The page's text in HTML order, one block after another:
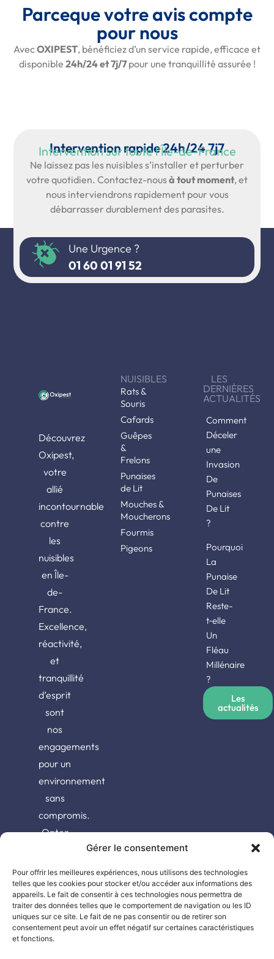
Gérer le consentement
Pour offrir les meilleures expériences, nous utilisons des technologies
telles que les cookies pour stocker et/ou accéder aux informations des
appareils. Le fait de consentir à ces technologies nous permettra de
traiter des données telles que le comportement de navigation ou les ID
uniques sur ce site. Le fait de ne pas consentir ou de retirer son
consentement peut avoir un effet négatif sur certaines caractéristiques
et fonctions.
Parceque votre avis compte
pour nous
AvecOXIPEST, bénéficiez d’un service rapide, efficace et
disponible 24h/24 et 7j/7pour une tranquillité assurée !
Intervention rapide 24h/24 7j7
Intervention sur toute l'Île-de-France
Ne laissez pas les nuisibles s’installer et perturber
votre quotidien. Contactez-nousà tout moment, et
nous interviendrons rapidement pour vous
débarrasser durablement des parasites.
Une Urgence ?
01 60 01 91 52
Découvrez
Oxipest,
votre
allié
incontournable
contre
les
nuisibles
en Île-
de-
France.
Excellence,
réactivité,
et
tranquillité
d’esprit
sont
nos
engagements
pour un
environnement
sans
compromis.
Optez
qualité,
choisissez
Oxipest.
NUISIBLES
Rats &
Souris
Cafards
Guêpes
&
Frelons
Punaises
de Lit
Mouches &
Moucherons
Fourmis
Pigeons
LES
DERNIÈRES
ACTUALITÉS
Comment
Déceler
une
Invasion
De
Punaises
De Lit
?
Pourquoi
La
Punaise
De Lit
Reste-
t‑elle
Un
Fléau
Millénaire
?
Les
actualités